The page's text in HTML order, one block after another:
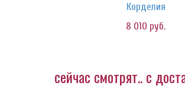
Корделия
8 010 руб.
сейчас смотрят.. с